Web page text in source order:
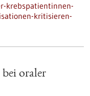
krebspatientinnen-
kritisieren-
oraler